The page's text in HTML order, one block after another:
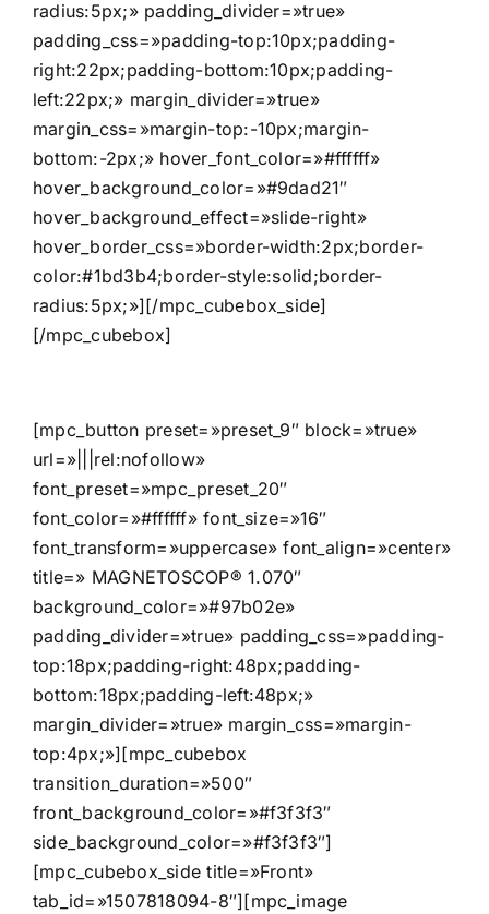
radius:5px;» padding_divider=»true»
padding_css=»padding-top:10px;padding-
right:22px;padding-bottom:10px;padding-
left:22px;» margin_divider=»true»
margin_css=»margin-top:-10px;margin-
bottom:-2px;» hover_font_color=»#ffffff»
hover_background_color=»#9dad21″
hover_background_effect=»slide-right»
hover_border_css=»border-width:2px;border-
color:#1bd3b4;border-style:solid;border-
radius:5px;»][/mpc_cubebox_side]
[/mpc_cubebox]
[mpc_button preset=»preset_9″ block=»true»
url=»|||rel:nofollow»
font_preset=»mpc_preset_20″
font_color=»#ffffff» font_size=»16″
font_transform=»uppercase» font_align=»center»
title=» MAGNETOSCOP® 1.070″
background_color=»#97b02e»
padding_divider=»true» padding_css=»padding-
top:18px;padding-right:48px;padding-
bottom:18px;padding-left:48px;»
margin_divider=»true» margin_css=»margin-
top:4px;»][mpc_cubebox
transition_duration=»500″
front_background_color=»#f3f3f3″
side_background_color=»#f3f3f3″]
[mpc_cubebox_side title=»Front»
tab_id=»1507818094-8″][mpc_image